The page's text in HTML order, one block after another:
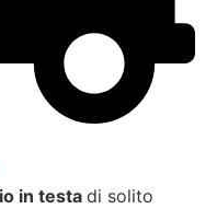
in testadi solito